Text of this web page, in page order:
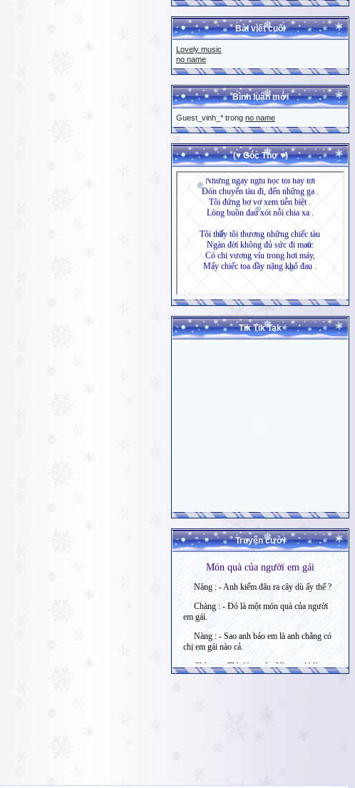
Bài viết cuối
Lovely music
no name
Bình luận mới
Guest_vinh_* trong no name
(♥ Góc Thơ ♥)
Tik Tik Tak
Truyện cười